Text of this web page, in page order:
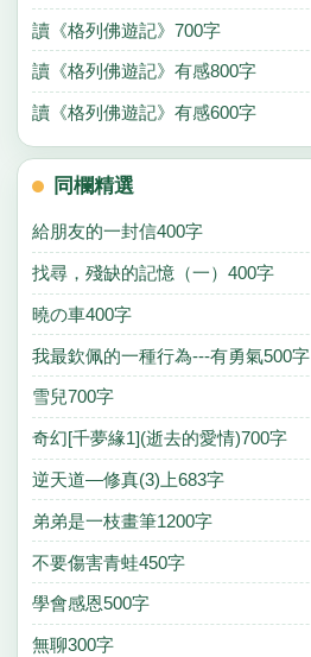
讀《格列佛遊記》700字
讀《格列佛遊記》有感800字
讀《格列佛遊記》有感600字
同欄精選
給朋友的一封信400字
找尋，殘缺的記憶（一）400字
曉の車400字
我最欽佩的一種行為---有勇氣500字
雪兒700字
奇幻[千夢緣1](逝去的愛情)700字
逆天道—修真(3)上683字
弟弟是一枝畫筆1200字
不要傷害青蛙450字
學會感恩500字
無聊300字